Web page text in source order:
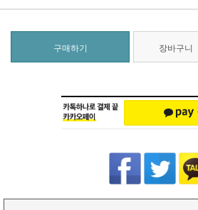
구매하기 장바구니